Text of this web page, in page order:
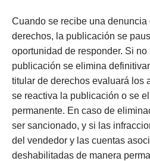
Cuando se recibe una denuncia
derechos, la publicación se
oportunidad de responder. Si no
publicación se elimina
titular de derechos evaluará los
se reactiva la publicación o se
permanente. En caso de
ser sancionado, y si las
del vendedor y las cuentas
deshabilitadas de manera